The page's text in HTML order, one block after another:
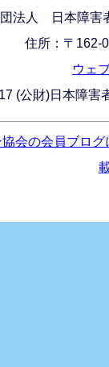
法人 日本障害
住所：〒162-
ウェ
(公財)日本障
会の会員ブロ